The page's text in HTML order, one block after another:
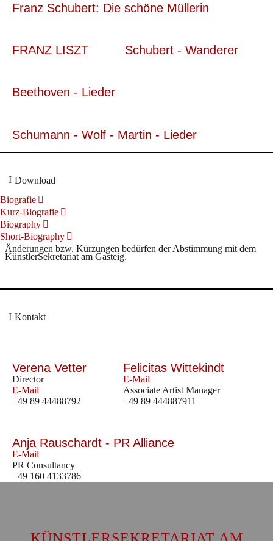
Franz Schubert: Die schöne Müllerin
FRANZ LISZT Schubert - Wanderer
Beethoven - Lieder
Schumann - Wolf - Martin - Lieder
Download
Biografie
Kurz-Biografie
Biography
Short-Biography
Änderungen bzw. Kürzungen bedürfen der Abstimmung mit dem
KünstlerSekretariat am Gasteig.
Kontakt
Verena Vetter
Director
E-Mail
+49 89 44488792
Felicitas Wittekindt
E-Mail
Associate Artist Manager
+49 89 444887911
Anja Rauschardt - PR Alliance
E-Mail
PR Consultancy
+49 160 4133786